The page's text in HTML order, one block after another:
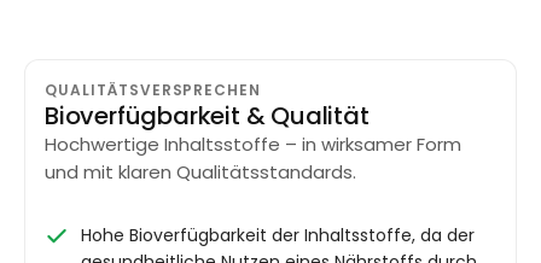
QUALITÄTSVERSPRECHEN
Bioverfügbarkeit & Qualität
Hochwertige Inhaltsstoffe – in wirksamer Form
und mit klaren Qualitätsstandards.
Hohe Bioverfügbarkeit der Inhaltsstoffe, da der